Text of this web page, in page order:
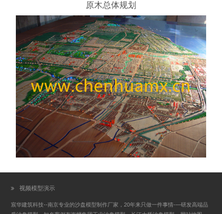
原木总体规划
视频模型演示
宸华建筑科技--南京专业的沙盘模型制作厂家，20年来只做一件事情-—研发高端品